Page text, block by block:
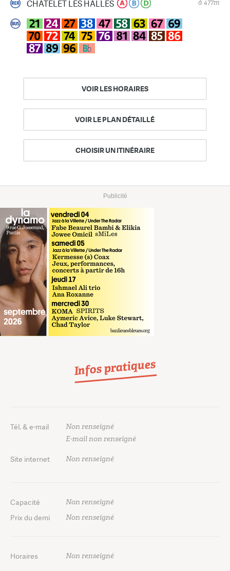
CHATELET LES HALLES à 477m
VOIR LES HORAIRES
VOIR LE PLAN DÉTAILLÉ
CHOISIR UN ITINÉRAIRE
Publicité
Infos pratiques
Tél. & e-mail
Non renseigné
E-mail non renseigné
Site internet Non renseigné
Capacité Non renseigné
Prix du demi Non renseigné
Horaires Non renseigné